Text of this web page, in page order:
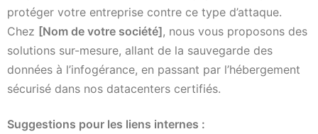
protéger votre entreprise contre ce type d’attaque.
Chez [Nom de votre société], nous vous proposons des
solutions sur-mesure, allant de la sauvegarde des
données à l’infogérance, en passant par l’hébergement
sécurisé dans nos datacenters certifiés.
Suggestions pour les liens internes :